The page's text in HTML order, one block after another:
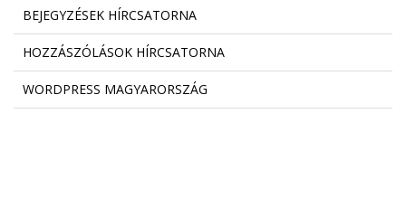
BEJEGYZÉSEK HÍRCSATORNA
HOZZÁSZÓLÁSOK HÍRCSATORNA
WORDPRESS MAGYARORSZÁG